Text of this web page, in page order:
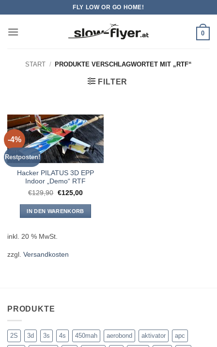
springen
FLY LOW OR GO HOME!
0
START / PRODUKTE VERSCHLAGWORTET MIT „RTF“
FILTER
-4%
Restposten!
Hacker PILATUS 3D EPP
Indoor „Demo“ RTF
€129,90 Ursprünglicher
war:
€129,90
€125,00Aktueller
ist:
€125,00.
IN DEN WARENKORB
inkl. 20 % MwSt.
zzgl. Versandkosten
PRODUKTE
2S 3d 3s 4s 450mah aerobond aktivator apc